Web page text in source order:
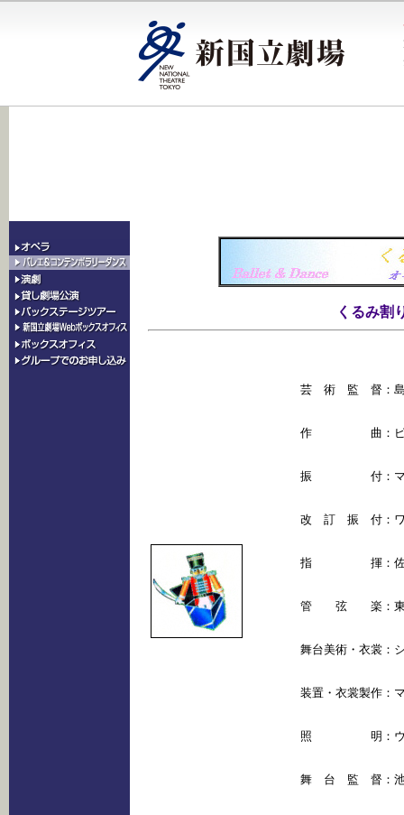
くるみ割
芸　術
作　　　　　曲
振　　　　　付
改　訂　振　
指　　　
管　　弦　　楽
舞台美術・衣
装置・衣裳
照　　　　　明
舞　台　監　